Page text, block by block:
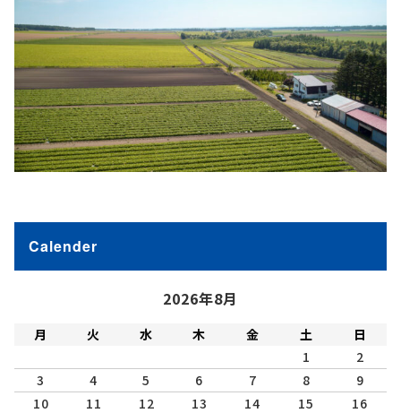
Calender
2026年8月
月 火 水 木 金 土
日
1
2
3
4 5 6 7 8
9
10
11 12 13 14 15
16